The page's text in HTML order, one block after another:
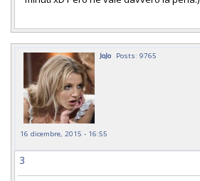
JoJo Posts: 9765
16 dicembre, 2015 - 16:55
3